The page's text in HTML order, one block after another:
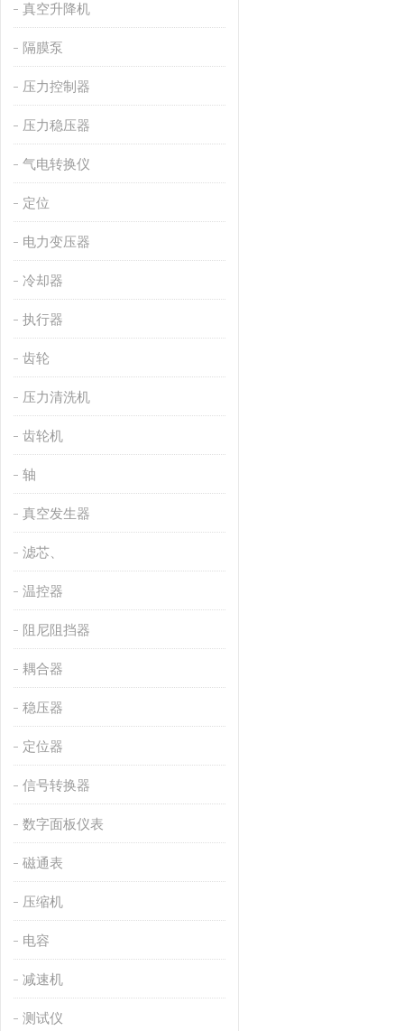
真空升降机
隔膜泵
压力控制器
压力稳压器
气电转换仪
定位
电力变压器
冷却器
执行器
齿轮
压力清洗机
齿轮机
轴
真空发生器
滤芯、
温控器
阻尼阻挡器
耦合器
稳压器
定位器
信号转换器
数字面板仪表
磁通表
压缩机
电容
减速机
测试仪